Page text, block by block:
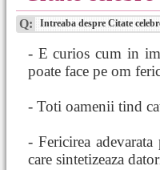
Q: Intreaba despre Citate
- E curios cum in
poate face pe om
- Toti oamenii tind
- Fericirea
care sintetizeaza